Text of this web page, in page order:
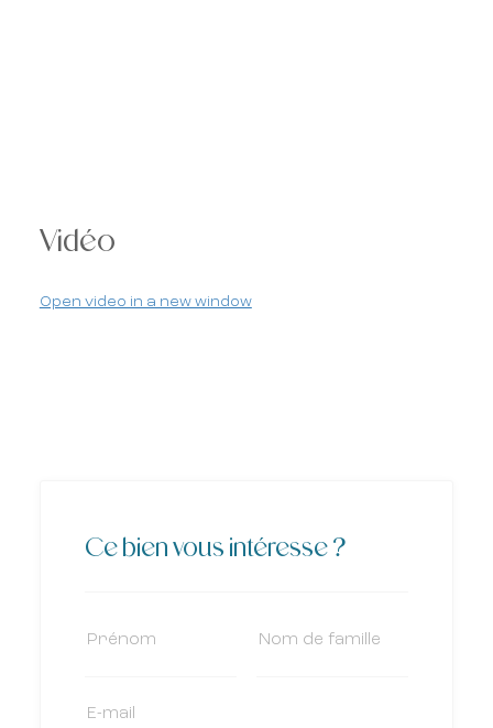
Vidéo
Open video in a new window
Ce bien vous intéresse ?